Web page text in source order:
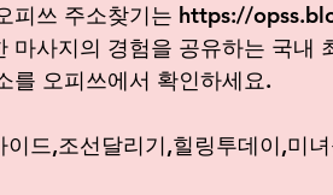
피쓰 주소찾기는 https://
마사지의 경험을 공유하는 국내
를 오피쓰에서 확인하세요.
이드,조선달리기,힐링투데이,미